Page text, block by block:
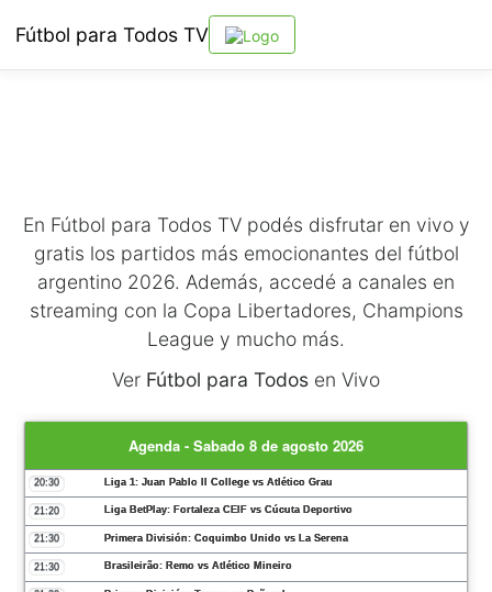
Fútbol para Todos TV
En Fútbol para Todos TV podés disfrutar en vivo y
gratis los partidos más emocionantes del fútbol
argentino 2026. Además, accedé a canales en
streaming con la Copa Libertadores, Champions
League y mucho más.
Ver Fútbol para Todos en Vivo